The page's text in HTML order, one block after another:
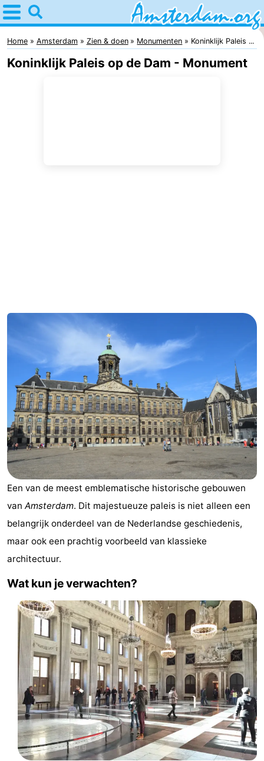
Home
Amsterdam
Reisplan
Amsterdamse
Bos
Spaarnwoude
Last
minutes
Musea
Attracties
Zien
&
doen
Bezienswaardigheden
-
Musea
-
Kerken
Uitkijkpunten
Attracties
Rondvaarten
Experiences
Dorpen
Steden
Rondleidingen
Sporten
Home Amsterdam Zien & doen Monumenten Koninklijk Paleis ...
Koninklijk Paleis op de Dam - Monument
Een van de meest emblematische historische gebouwen
van Amsterdam. Dit majestueuze paleis is niet alleen een
belangrijk onderdeel van de Nederlandse geschiedenis,
maar ook een prachtig voorbeeld van klassieke
architectuur.
Wat kun je verwachten?